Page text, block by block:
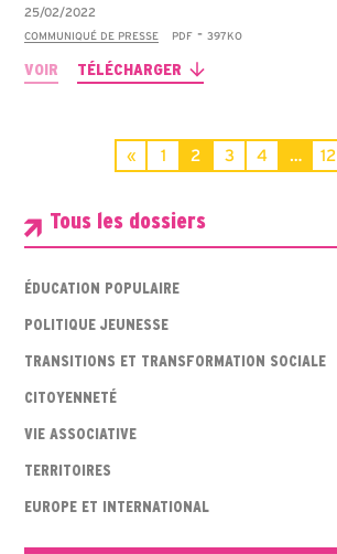
25/02/2022
COMMUNIQUÉ DE PRESSE PDF -397KO
VOIR TÉLÉCHARGER
« 1 2 3 4 … 12
Tous les dossiers
ÉDUCATION POPULAIRE
POLITIQUE JEUNESSE
TRANSITIONS ET TRANSFORMATION SOCIALE
CITOYENNETÉ
VIE ASSOCIATIVE
TERRITOIRES
EUROPE ET INTERNATIONAL